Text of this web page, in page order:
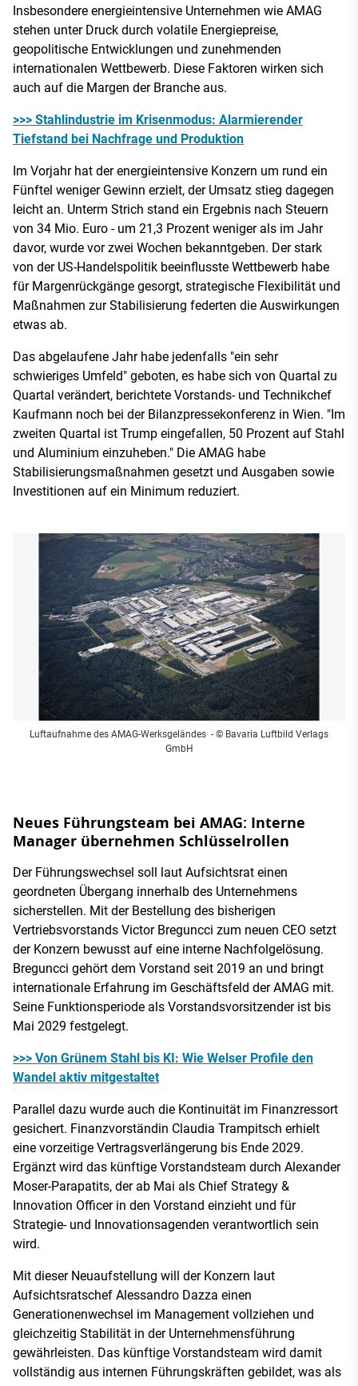
Insbesondere energieintensive Unternehmen wie AMAG
stehen unter Druck durch volatile Energiepreise,
geopolitische Entwicklungen und zunehmenden
internationalen Wettbewerb. Diese Faktoren wirken sich
auch auf die Margen der Branche aus.
>>> Stahlindustrie im Krisenmodus: Alarmierender
Tiefstand bei Nachfrage und Produktion
Im Vorjahr hat der energieintensive Konzern um rund ein
Fünftel weniger Gewinn erzielt, der Umsatz stieg dagegen
leicht an. Unterm Strich stand ein Ergebnis nach Steuern
von 34 Mio. Euro - um 21,3 Prozent weniger als im Jahr
davor, wurde vor zwei Wochen bekanntgeben. Der stark
von der US-Handelspolitik beeinflusste Wettbewerb habe
für Margenrückgänge gesorgt, strategische Flexibilität und
Maßnahmen zur Stabilisierung federten die Auswirkungen
etwas ab.
Das abgelaufene Jahr habe jedenfalls "ein sehr
schwieriges Umfeld" geboten, es habe sich von Quartal zu
Quartal verändert, berichtete Vorstands- und Technikchef
Kaufmann noch bei der Bilanzpressekonferenz in Wien. "Im
zweiten Quartal ist Trump eingefallen, 50 Prozent auf Stahl
und Aluminium einzuheben." Die AMAG habe
Stabilisierungsmaßnahmen gesetzt und Ausgaben sowie
Investitionen auf ein Minimum reduziert.
Luftaufnahme des AMAG-Werksgeländes - © Bavaria Luftbild Verlags
GmbH
Neues Führungsteam bei AMAG: Interne
Manager übernehmen Schlüsselrollen
Der Führungswechsel soll laut Aufsichtsrat einen
geordneten Übergang innerhalb des Unternehmens
sicherstellen. Mit der Bestellung des bisherigen
Vertriebsvorstands Victor Breguncci zum neuen CEO setzt
der Konzern bewusst auf eine interne Nachfolgelösung.
Breguncci gehört dem Vorstand seit 2019 an und bringt
internationale Erfahrung im Geschäftsfeld der AMAG mit.
Seine Funktionsperiode als Vorstandsvorsitzender ist bis
Mai 2029 festgelegt.
>>> Von Grünem Stahl bis KI: Wie Welser Profile den
Wandel aktiv mitgestaltet
Parallel dazu wurde auch die Kontinuität im Finanzressort
gesichert. Finanzvorständin Claudia Trampitsch erhielt
eine vorzeitige Vertragsverlängerung bis Ende 2029.
Ergänzt wird das künftige Vorstandsteam durch Alexander
Moser-Parapatits, der ab Mai als Chief Strategy &
Innovation Officer in den Vorstand einzieht und für
Strategie- und Innovationsagenden verantwortlich sein
wird.
Mit dieser Neuaufstellung will der Konzern laut
Aufsichtsratschef Alessandro Dazza einen
Generationenwechsel im Management vollziehen und
gleichzeitig Stabilität in der Unternehmensführung
gewährleisten. Das künftige Vorstandsteam wird damit
vollständig aus internen Führungskräften gebildet, was als